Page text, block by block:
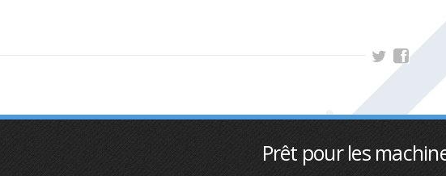
Prêt pour les